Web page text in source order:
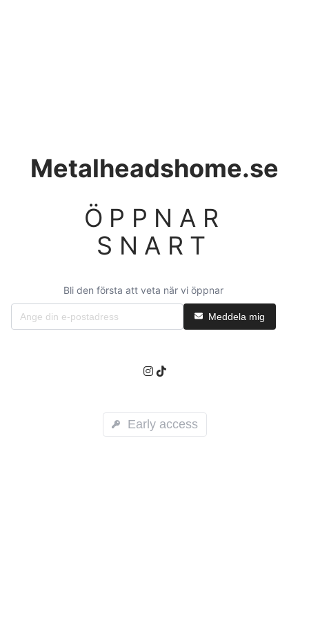
Metalheadshome.se
ÖPPNAR
SNART
Bli den första att veta när vi öppnar
Meddela mig
Early access